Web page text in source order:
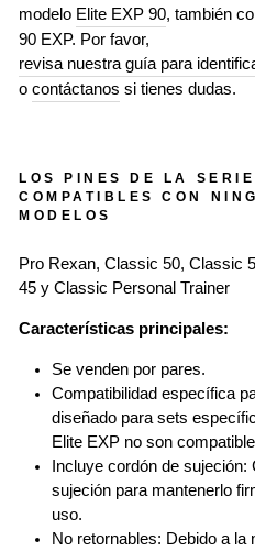
modelo Elite EXP 90, también
90 EXP. Por favor,
revisa nuestra guía para
o contáctanos si tienes dudas.
LOS PINES DE LA
COMPATIBLES CON
MODELOS
Pro Rexan, Classic 50, Classic
45 y Classic Personal Trainer
Características principales:
Se venden por pares.
Compatibilidad específica
diseñado para sets
Elite EXP no son
Incluye cordón de
sujeción para mantenerlo
uso.
No retornables: Debido a